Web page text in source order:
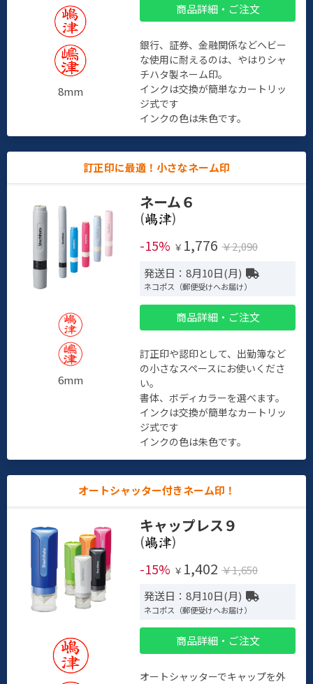
8mm
商品詳細・ご注文
銀行、証券、金融関係などヘビー
な使用に耐えるのは、やはりシャ
チハタ製ネーム印。
インクは交換が簡単なカートリッ
ジ式です
インクの色は朱色です。
訂正印に最適！小さなネーム印
6mm
ネーム６
(
)
-15% ￥ 1,776 ￥2,090
発送日：8月10日(月)
ネコポス（郵便受けへお届け）
商品詳細・ご注文
訂正印や認印として、出勤簿など
の小さなスペースにお使いくださ
い。
書体、ボディカラーを選べます。
インクは交換が簡単なカートリッ
ジ式です
インクの色は朱色です。
オートシャッター付きネーム印！
キャップレス９
(
)
-15% ￥ 1,402 ￥1,650
発送日：8月10日(月)
ネコポス（郵便受けへお届け）
商品詳細・ご注文
オートシャッターでキャップを外